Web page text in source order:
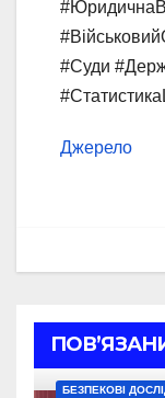
#Суди
Джерело
БЕЗПЕКОВІ